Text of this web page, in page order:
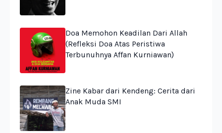
Doa Memohon Keadilan Dari Allah
(Refleksi Doa Atas Peristiwa
Terbunuhnya Affan Kurniawan)
Zine Kabar dari Kendeng: Cerita dari
Anak Muda SMI